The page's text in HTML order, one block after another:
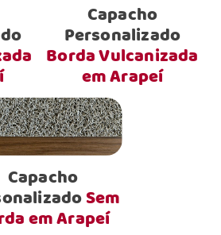
Capacho
Personalizado
Borda Vulcanizada
em Arapeí
Capacho
Sem
em Arapeí